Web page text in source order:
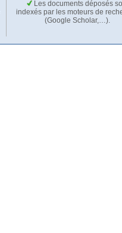
Les documents déposés
indexés par les moteurs de
(Google Scholar,…).